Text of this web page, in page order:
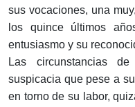
sus vocaciones, una
los quince últimos
entusiasmo y su
Las circunstancias
suspicacia que pese a
en torno de su labor,